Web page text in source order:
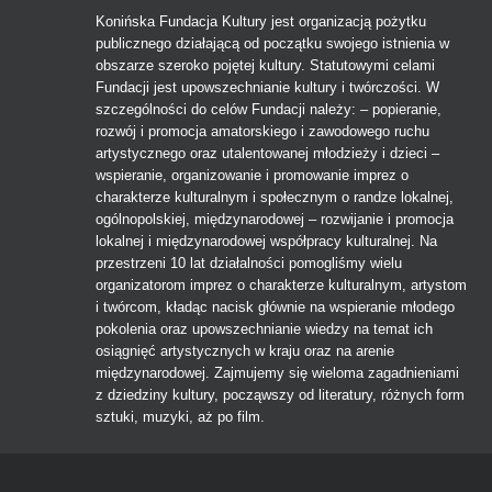
Konińska Fundacja Kultury jest organizacją pożytku
publicznego działającą od początku swojego istnienia w
obszarze szeroko pojętej kultury. Statutowymi celami
Fundacji jest upowszechnianie kultury i twórczości. W
szczególności do celów Fundacji należy: – popieranie,
rozwój i promocja amatorskiego i zawodowego ruchu
artystycznego oraz utalentowanej młodzieży i dzieci –
wspieranie, organizowanie i promowanie imprez o
charakterze kulturalnym i społecznym o randze lokalnej,
ogólnopolskiej, międzynarodowej – rozwijanie i promocja
lokalnej i międzynarodowej współpracy kulturalnej. Na
przestrzeni 10 lat działalności pomogliśmy wielu
organizatorom imprez o charakterze kulturalnym, artystom
i twórcom, kładąc nacisk głównie na wspieranie młodego
pokolenia oraz upowszechnianie wiedzy na temat ich
osiągnięć artystycznych w kraju oraz na arenie
międzynarodowej. Zajmujemy się wieloma zagadnieniami
z dziedziny kultury, począwszy od literatury, różnych form
sztuki, muzyki, aż po film.